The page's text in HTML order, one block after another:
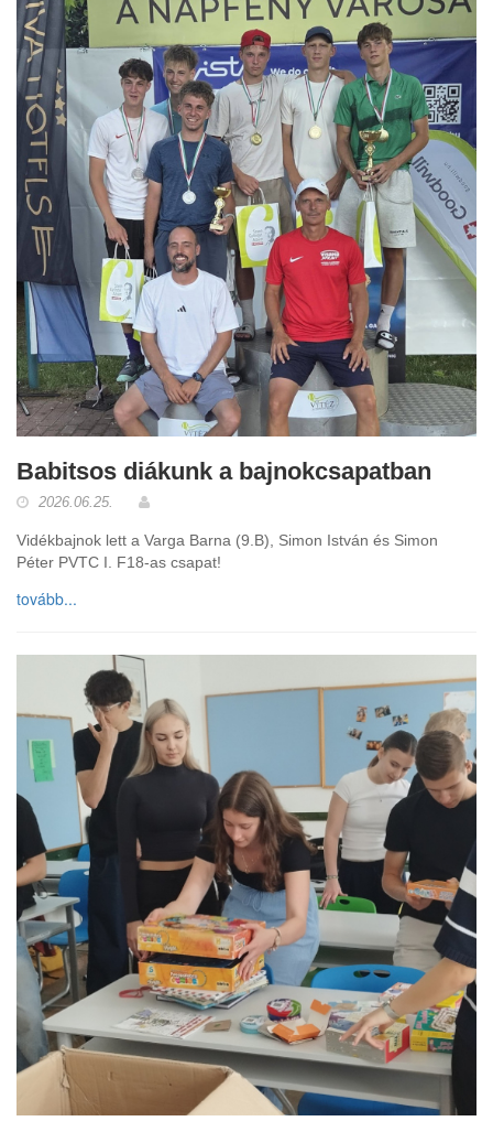
Babitsos diákunk a bajnokcsapatban
2026.06.25.
Vidékbajnok lett a Varga Barna (9.B), Simon István és Simon
Péter PVTC I. F18-as csapat!
tovább...